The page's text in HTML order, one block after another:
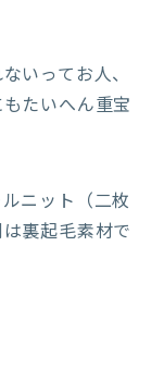
いってお人、
たいへん重宝
ニット（二枚
裏起毛素材で